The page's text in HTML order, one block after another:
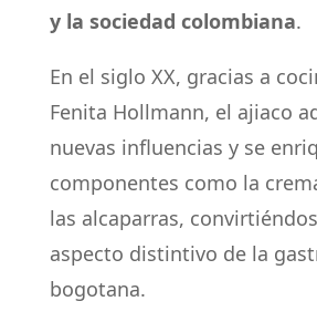
y la sociedad colombiana.
En el siglo XX, gracias a
Fenita Hollmann, el ajiaco
nuevas influencias y se
componentes como la
las alcaparras,
aspecto distintivo de la
bogotana.